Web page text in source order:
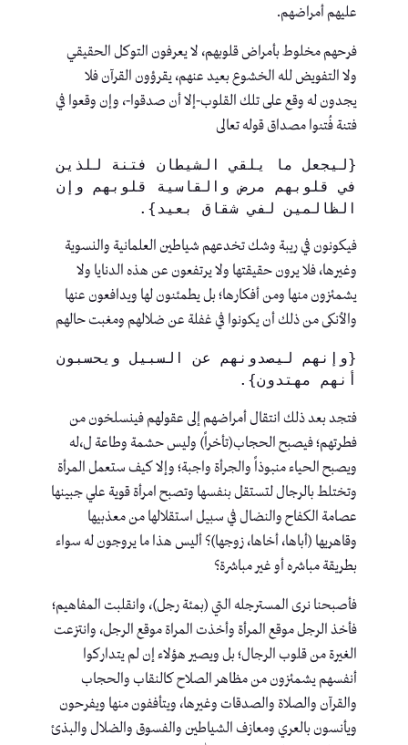
عليهم أمراضهم.
فرحهم مخلوط بأمراض قلوبهم، لا يعرفون التوكل الحقيقي
ولا التفويض لله الخشوع بعيد عنهم، يقرؤون القرآن فلا
يجدون له وقع على تلك القلوب-إلا أن صدقوا-، وإن وقعوا في
فتنة فُتنوا مصداق قوله تعالى
{ليجعل ما يلقي الشيطان فتنة للذين
الظالمين لفي شقاق بعيد}.
فيكونون في ريبة وشك تخدعهم شياطين العلمانية والنسوية
وغيرها، فلا يرون حقيقتها ولا يرتفعون عن هذه الدنايا ولا
يشمئزون منها ومن أفكارها؛ بل يطمئنون لها ويدافعون عنها
والأنكى من ذلك أن يكونوا في غفلة عن ضلالهم ومغبت حالهم
أنهم مهتدون}.
فتجد بعد ذلك انتقال أمراضهم إلى عقولهم فينسلخون من
فطرتهم؛ فيصبح الحجاب(تأخراً) وليس حشمة وطاعة ل،له
ويصبح الحياء منبوذاً والجرأة واجبة؛ وإلا كيف ستعمل المرأة
وتختلط بالرجال لتستقل بنفسها وتصبح امرأة قوية علي جبينها
عصامة الكفاح والنضال في سبيل استقلالها من معذبيها
وقاهريها (أباها، أخاها، زوجها)؟ أليس هذا ما يروجون له سواء
بطريقة مباشره أو غير مباشرة؟
فأصبحنا نرى المسترجله التي (بمئة رجل)، وانقلبت المفاهيم؛
فأخذ الرجل موقع المرأة وأخذت المراة موقع الرجل، وانتزعت
الغيرة من قلوب الرجال؛ بل ويصير هؤلاء إن لم يتداركوا
أنفسهم يشمئزون من مظاهر الصلاح كالنقاب والحجاب
والقرآن والصلاة والصدقات وغيرها، ويتأففون منها ويفرحون
ويأنسون بالعري ومعازف الشياطين والفسوق والضلال والبذئ